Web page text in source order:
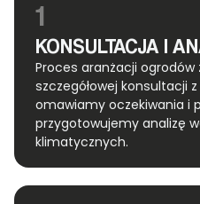
1
KONSULTACJA I
Proces aranżacji ogrodów
szczegółowej konsultacji
omawiamy oczekiwania i
przygotowujemy analizę
klimatycznych.